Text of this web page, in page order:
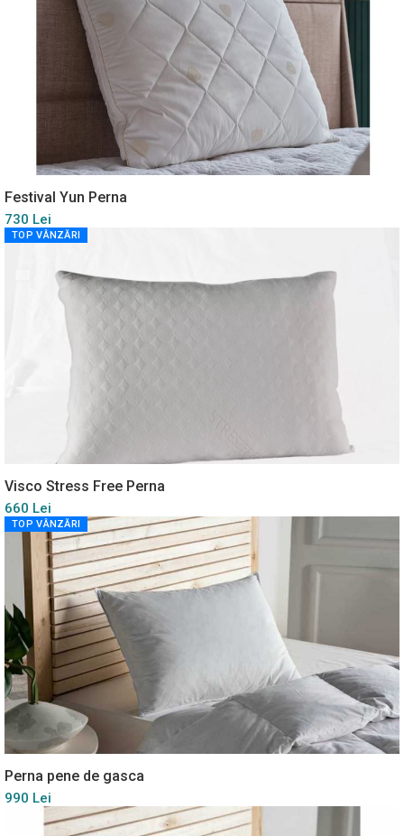
Festival Yun Perna
730 Lei
TOP VÂNZĂRI
Visco Stress Free Perna
660 Lei
TOP VÂNZĂRI
Perna pene de gasca
990 Lei